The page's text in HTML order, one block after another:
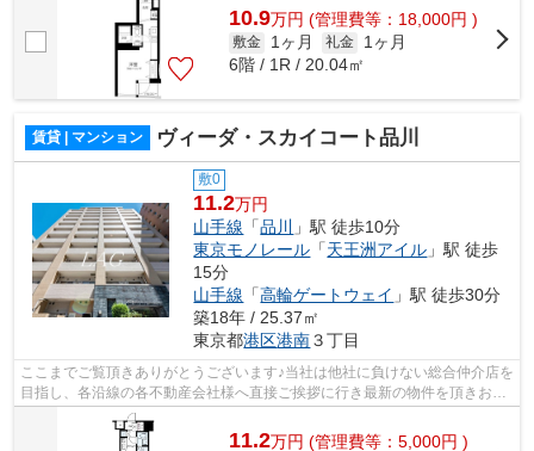
10.9万円 (管理費等：18,000円 )
敷金 1ヶ月 礼金
1ヶ月
6階 / 1R / 20.04㎡
賃貸 | マンション ヴィーダ・スカイコート品川
敷0
11.2万円
山手線 「品川
」駅 徒歩10分
東京モノレール 「天王洲アイル 」駅 徒歩
15分
山手線 「高輪ゲートウェイ 」駅 徒歩30分
築18年 / 25.37㎡
東京都港区港南３丁目
ここまでご覧頂きありがとうございます♪当社は他社に負けない総合仲介店を
目指し、各沿線の各不動産会社様へ直接ご挨拶に行き最新の物件を頂きお客
様へ提供しております！最新の情報は...
11.2万円 (管理費等：5,000円 )